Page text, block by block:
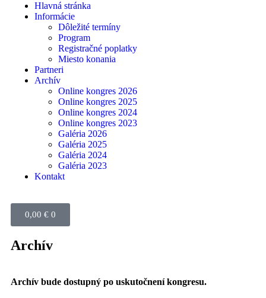
Hlavná stránka
Informácie
Dôležité termíny
Program
Registračné poplatky
Miesto konania
Partneri
Archív
Online kongres 2026
Online kongres 2025
Online kongres 2024
Online kongres 2023
Galéria 2026
Galéria 2025
Galéria 2024
Galéria 2023
Kontakt
0,00 € 0
Archív
Archív bude dostupný po uskutočnení kongresu.